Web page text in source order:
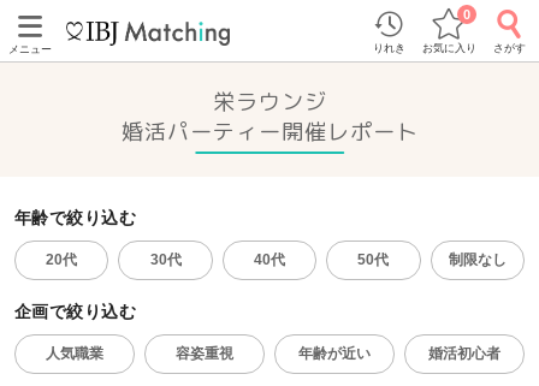
メニュー りれき お気に入り
0
さがす
栄ラウンジ
婚活パーティー開催レポート
年齢で絞り込む
20代 30代 40代 50代 制限なし
企画で絞り込む
人気職業 容姿重視 年齢が近い 婚活初心者